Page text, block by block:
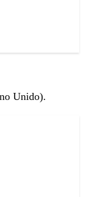
Unido).